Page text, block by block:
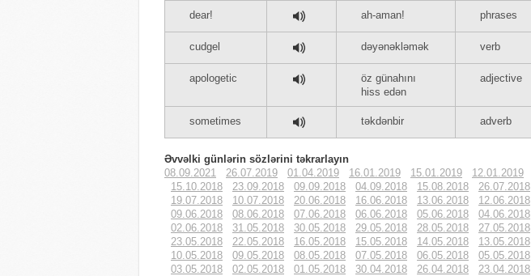
dear! ah-aman! phrases
cudgel dəyənəkləmək verb
apologetic
öz günahını
hiss edən
adjective
sometimes təkdənbir adverb
Əvvəlki günlərin sözlərini təkrarlayın
08.09.2021
26.07.2019 01.04.2019 16.01.2019 15.01.2019 12.01.2019
15.10.2018
23.09.2018 09.09.2018 04.09.2018 15.08.2018 26.07.2018
19.07.2018
10.07.2018 20.06.2018 16.06.2018 13.06.2018 12.06.2018
09.06.2018
08.06.2018 07.06.2018 06.06.2018 05.06.2018 04.06.2018
02.06.2018
31.05.2018 30.05.2018 29.05.2018 28.05.2018 27.05.2018
23.05.2018
22.05.2018 16.05.2018 15.05.2018 14.05.2018 13.05.2018
10.05.2018
09.05.2018 08.05.2018 07.05.2018 06.05.2018 05.05.2018
03.05.2018
02.05.2018 01.05.2018 30.04.2018 26.04.2018 23.04.2018